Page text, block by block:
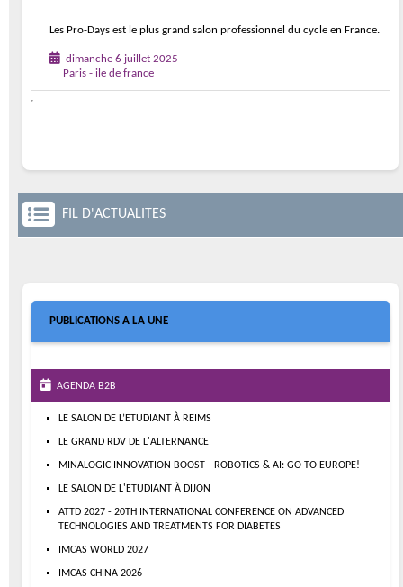
Les Pro-Days est le plus grand salon professionnel du cycle en France.
dimanche 6 juillet 2025
Paris - ile de france
FIL D'ACTUALITES
PUBLICATIONS A LA UNE
AGENDA B2B
LE SALON DE L’ETUDIANT À REIMS
LE GRAND RDV DE L'ALTERNANCE
MINALOGIC INNOVATION BOOST - ROBOTICS & AI: GO TO EUROPE!
LE SALON DE L'ETUDIANT À DIJON
ATTD 2027 - 20TH INTERNATIONAL CONFERENCE ON ADVANCED
TECHNOLOGIES AND TREATMENTS FOR DIABETES
IMCAS WORLD 2027
IMCAS CHINA 2026